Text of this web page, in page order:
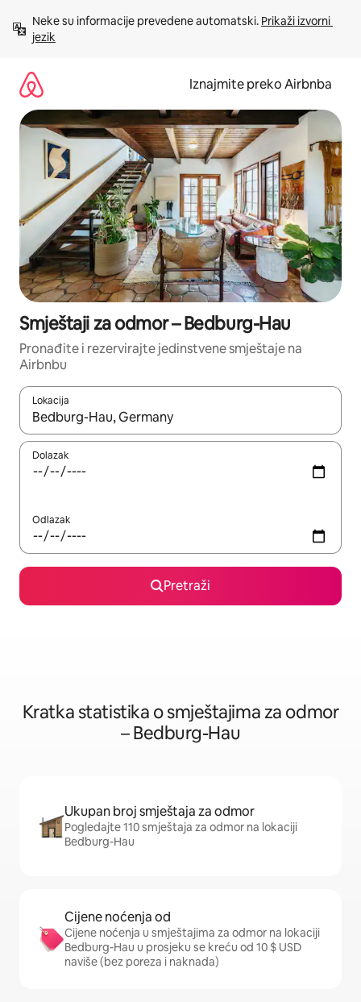
sadržaj
Neke su informacije prevedene automatski. Prikaži izvorni
jezik
Iznajmite preko Airbnba
Smještaji za odmor – Bedburg-Hau
Pronađite i rezervirajte jedinstvene smještaje na
Airbnbu
Lokacija
Kada budu dostupni rezultati, moći ćete ih pregledati
Dolazak
Odlazak
Pretraži
Kratka statistika o smještajima za odmor
– Bedburg-Hau
Ukupan broj smještaja za odmor
Pogledajte 110 smještaja za odmor na lokaciji
Bedburg-Hau
Cijene noćenja od
Cijene noćenja u smještajima za odmor na lokaciji
Bedburg-Hau u prosjeku se kreću od 10 $ USD
naviše (bez poreza i naknada)